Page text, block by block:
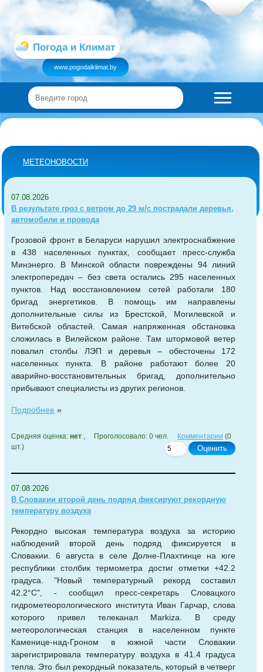
Погода и Климат
www.pogodaiklimat.by
МЕТЕОНОВОСТИ
07.08.2026
В результате гроз с ветром до 29 м/с пострадали деревья,
автомобили и провода
Грозовой фронт в Беларуси нарушил электроснабжение
в 438 населенных пунктах, сообщает пресс-служба
Минэнерго. В Минской области повреждены 94 линий
электропередач – без света остались 295 населенных
пунктов. Над восстановлением сетей работали 180
бригад энергетиков. В помощь им направлены
дополнительные силы из Брестской, Могилевской и
Витебской областей. Самая напряженная обстановка
сложилась в Вилейском районе. Там штормовой ветер
повалил столбы ЛЭП и деревья – обесточены 172
населенных пункта. В районе работают более 20
аварийно-восстановительных бригад, дополнительно
прибывают специалисты из других регионов.
Подробнее »
Средняя оценка: нет , Проголосовало: 0 чел.
Оценить
Комментарии (0
шт.)
07.08.2026
В Словакии второй день подряд фиксируют рекордную
температуру воздуха
Рекордно высокая температура воздуха за историю
наблюдений второй день подряд фиксируется в
Словакии. 6 августа в селе Долне-Плахтинце на юге
республики столбик термометра достиг отметки +42.2
градуса. "Новый температурный рекорд составил
42.2°С", - сообщил пресс-секретарь Словацкого
гидрометеорологического института Иван Гарчар, слова
которого привел телеканал Markiza. В среду
метеорологическая станция в населенном пункте
Каменице-над-Гроном в южной части Словакии
зарегистрировала температуру воздуха в 41.4 градуса
тепла. Это был рекордный показатель, который в четверг